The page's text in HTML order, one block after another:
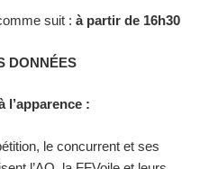
suit : à partir de 16h30
l’apparence :
le concurrent et ses